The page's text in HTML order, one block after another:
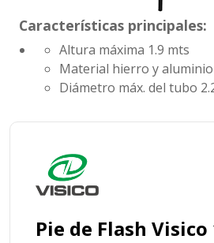
Características principales:
Altura máxima 1.9 mts
Material hierro y aluminio
Diámetro máx. del tubo
Pie de Flash